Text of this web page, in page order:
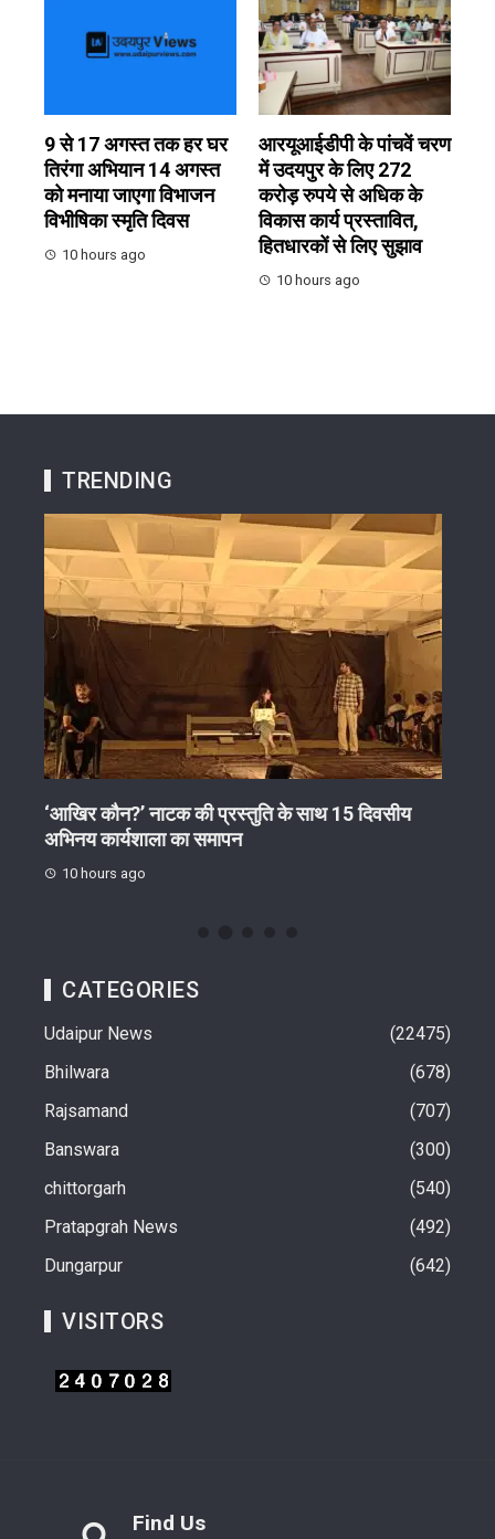
9 से 17 अगस्त तक हर घर
तिरंगा अभियान 14 अगस्त
को मनाया जाएगा विभाजन
विभीषिका स्मृति दिवस
10 hours ago
आरयूआईडीपी के पांचवें चरण
में उदयपुर के लिए 272
करोड़ रुपये से अधिक के
विकास कार्य प्रस्तावित,
हितधारकों से लिए सुझाव
10 hours ago
TRENDING
‘आखिर कौन?’ नाटक की प्रस्तुति के साथ 15 दिवसीय
अभिनय कार्यशाला का समापन
10 hours ago
CATEGORIES
Udaipur News
22475
Bhilwara
678
Rajsamand
707
Banswara
300
chittorgarh
540
Pratapgrah News
492
Dungarpur
642
VISITORS
Find Us